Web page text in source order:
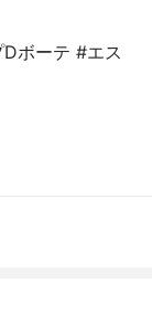
ボーテ #エス